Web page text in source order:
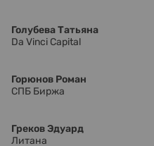
Голубева Татьяна
Da Vinci Capital
Горюнов Роман
СПБ Биржа
Греков Эдуард
Литана